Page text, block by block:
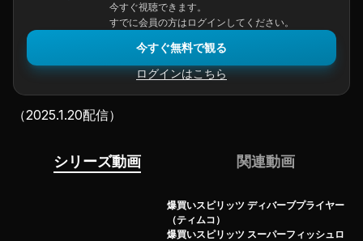
今すぐ視聴できます。
すでに会員の方はログインしてください。
今すぐ無料で観る
ログインはこちら
（2025.1.20配信）
シリーズ動画 関連動画
爆買いスピリッツ ディバーブプライヤー
（ティムコ）
爆買いスピリッツ スーパーフィッシュロ